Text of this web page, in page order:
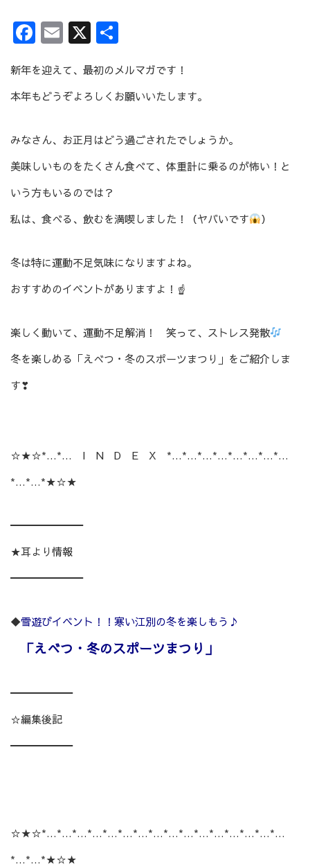
Facebook
Email
新年を迎えて、最初のメルマガです！
本年もどうぞよろしくお願いいたします。
みなさん、お正月はどう過ごされたでしょうか。
美味しいものをたくさん食べて、体重計に乗るのが怖い！と
いう方もいるのでは？
私は、食べる、飲むを満喫しました！（ヤバいです
）
冬は特に運動不足気味になりますよね。
おすすめのイベントがありますよ！☝
楽しく動いて、運動不足解消！ 笑って、ストレス発散
冬を楽しめる「えべつ・冬のスポーツまつり」をご紹介しま
す❣
☆★☆*…*… I N D E X *…*…*…*…*…*…*…*…
*…*…*★☆★
━━━━━━━
★耳より情報
━━━━━━━
◆雪遊びイベント！！寒い江別の冬を楽しもう♪
「えべつ・冬のスポーツまつり」
━━━━━━
☆編集後記
━━━━━━
☆★☆*…*…*…*…*…*…*…*…*…*…*…*…*…*…*…*…
*…*…*★☆★